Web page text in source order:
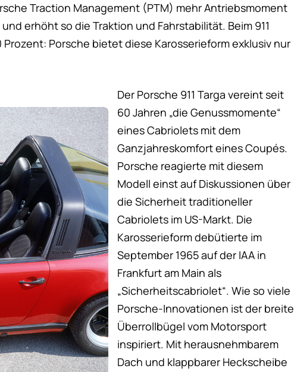
Traction Management (PTM) mehr Antriebsmoment
erhöht so die Traktion und Fahrstabilität. Beim 911
Porsche bietet diese Karosserieform exklusiv nur
Der Porsche 911 Targa vereint seit
60 Jahren „die Genussmomente“
eines Cabriolets mit dem
Ganzjahreskomfort eines Coupés.
Porsche reagierte mit diesem
Modell einst auf Diskussionen über
die Sicherheit traditioneller
Cabriolets im US-Markt. Die
Karosserieform debütierte im
September 1965 auf der IAA in
Frankfurt am Main als
„Sicherheitscabriolet“. Wie so viele
Porsche-Innovationen ist der breite
Überrollbügel vom Motorsport
inspiriert. Mit herausnehmbarem
Dach und klappbarer Heckscheibe